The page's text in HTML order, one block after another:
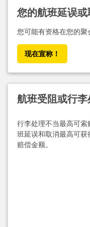
您的航班延误或
您可能有资格在您的聚
现在宣称！
航班受阻或行李
行李处理不当最高可
班延误和取消最高可
赔偿金额。